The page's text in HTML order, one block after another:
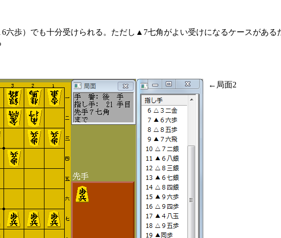
歩）でも十分受けられる。ただし▲7七角がよい受けになるケースがある
←局面2